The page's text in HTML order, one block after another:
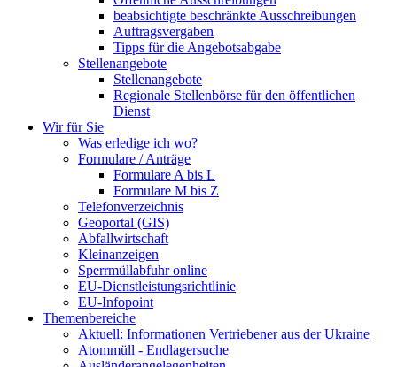
beabsichtigte beschränkte Ausschreibungen
Auftragsvergaben
Tipps für die Angebotsabgabe
Stellenangebote
Stellenangebote
Regionale Stellenbörse für den öffentlichen
Dienst
Wir für Sie
Was erledige ich wo?
Formulare / Anträge
Formulare A bis L
Formulare M bis Z
Telefonverzeichnis
Geoportal (GIS)
Abfallwirtschaft
Kleinanzeigen
Sperrmüllabfuhr online
EU-Dienstleistungsrichtlinie
EU-Infopoint
Themenbereiche
Aktuell: Informationen Vertriebener aus der Ukraine
Atommüll - Endlagersuche